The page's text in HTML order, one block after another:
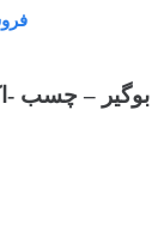
بوگیر – چسب